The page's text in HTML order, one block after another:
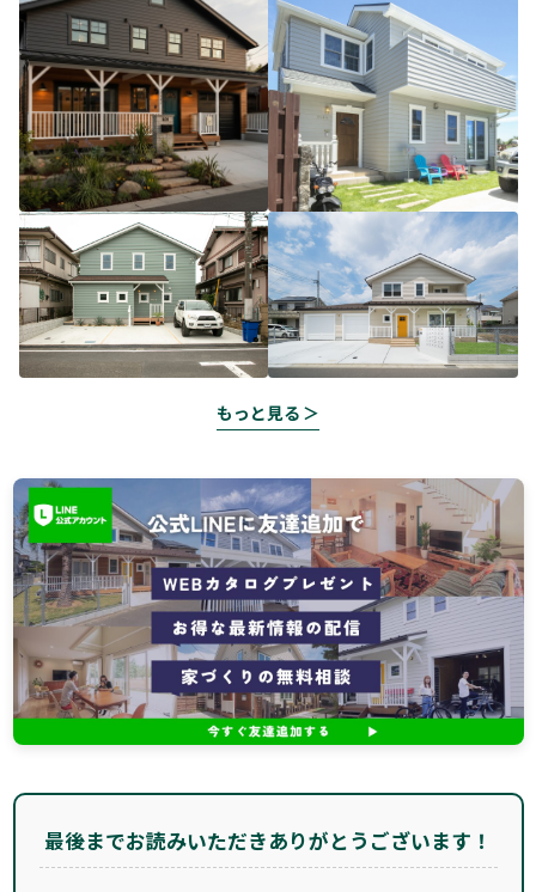
もっと見る ＞
最後までお読みいただきありがとうございます！